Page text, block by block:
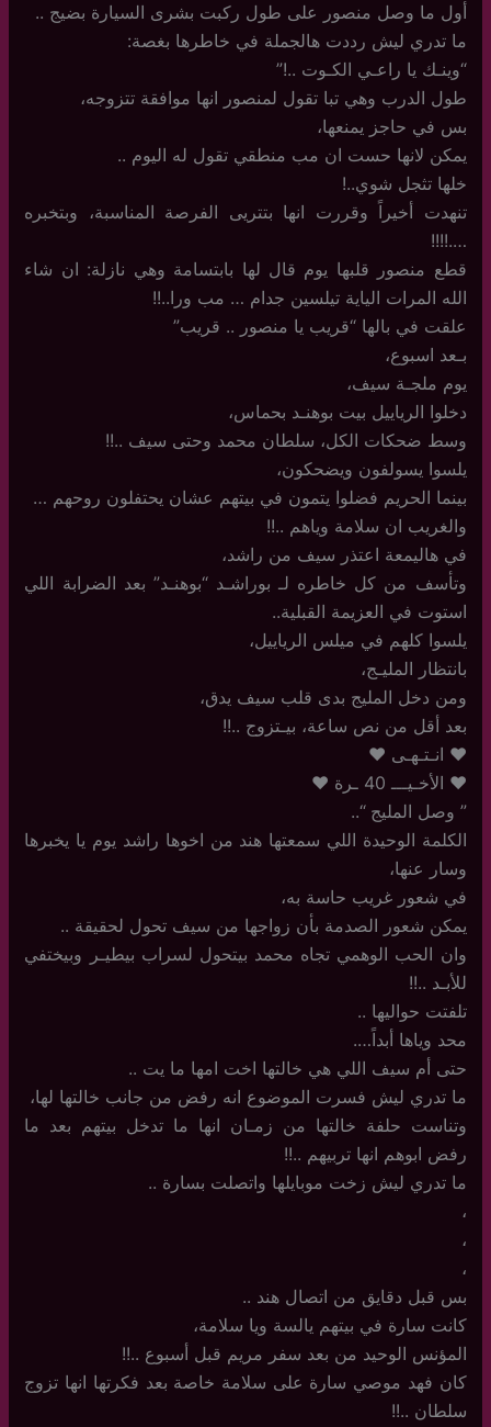
أول ما وصل منصور على طول ركبت بشرى السيارة بضيج ..
ما تدري ليش رددت هالجملة في خاطرها بغصة:
“وينـك يا راعـي الكـوت ..!”
طول الدرب وهي تبا تقول لمنصور انها موافقة تتزوجه،
بس في حاجز يمنعها،
يمكن لانها حست ان مب منطقي تقول له اليوم ..
خلها تثجل شوي..!
تنهدت أخيراً وقررت انها بتتريى الفرصة المناسبة، وبتخبره
….!!!!
قطع منصور قلبها يوم قال لها بابتسامة وهي نازلة: ان شاء
الله المرات الياية تيلسين جدام … مب ورا..!!
علقت في بالها “قريب يا منصور .. قريب”
بـعد اسبوع،
يوم ملجـة سيف،
دخلوا الرياييل بيت بوهنـد بحماس،
وسط ضحكات الكل، سلطان محمد وحتى سيف ..!!
يلسوا يسولفون ويضحكون،
بينما الحريم فضلوا يتمون في بيتهم عشان يحتفلون روحهم …
والغريب ان سلامة وياهم ..!!
في هاليمعة اعتذر سيف من راشد،
وتأسف من كل خاطره لـ بوراشـد “بوهنـد” بعد الضرابة اللي
استوت في العزيمة القبلية..
يلسوا كلهم في ميلس الرياييل،
بانتظار المليـج،
ومن دخل المليج بدى قلب سيف يدق،
بعد أقل من نص ساعة، بيـتزوج ..!!
♥ انـتـهـى ♥
♥ الأخـيـــ 40 ـرة ♥
” وصل المليج “..
الكلمة الوحيدة اللي سمعتها هند من اخوها راشد يوم يا يخبرها
وسار عنها،
في شعور غريب حاسة به،
يمكن شعور الصدمة بأن زواجها من سيف تحول لحقيقة ..
وان الحب الوهمي تجاه محمد بيتحول لسراب بيطيـر وبيختفي
للأبـد ..!!
تلفتت حواليها ..
محد وياها أبداً….
حتى أم سيف اللي هي خالتها اخت امها ما يت ..
ما تدري ليش فسرت الموضوع انه رفض من جانب خالتها لها،
وتناست حلفة خالتها من زمـان انها ما تدخل بيتهم بعد ما
رفض ابوهم انها تربيهم ..!!
ما تدري ليش زخت موبايلها واتصلت بسارة ..
،
،
،
بس قبل دقايق من اتصال هند ..
كانت سارة في بيتهم يالسة ويا سلامة،
المؤنس الوحيد من بعد سفر مريم قبل أسبوع ..!!
كان فهد موصي سارة على سلامة خاصة بعد فكرتها انها تزوج
سلطان ..!!